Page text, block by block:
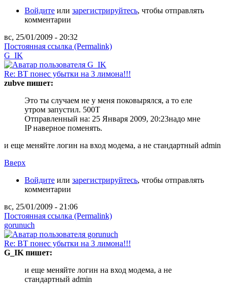
Войдите или зарегистрируйтесь, чтобы отправлять
комментарии
вс, 25/01/2009 - 20:32
Постоянная ссылка (Permalink)
G_IK
Re: ВТ понес убытки на 3 лимона!!!
zubve пишет:
Это ты случаем не у меня поковырялся, а то еле
утром запустил. 500Т
Отправленный на: 25 Января 2009, 20:23надо мне
IP наверное поменять.
и еще меняйте логин на вход модема, а не стандартный admin
Вверх
Войдите или зарегистрируйтесь, чтобы отправлять
комментарии
вс, 25/01/2009 - 21:06
Постоянная ссылка (Permalink)
gorunuch
Re: ВТ понес убытки на 3 лимона!!!
G_IK пишет:
и еще меняйте логин на вход модема, а не
стандартный admin